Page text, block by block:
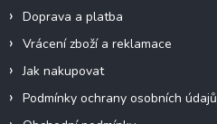
Doprava a platba
Vrácení zboží a reklamace
Jak nakupovat
Podmínky ochrany osobních údajů